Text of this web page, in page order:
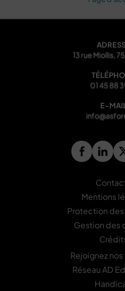
13 rue Miollis,
01 45 88
E-
Mentions
Protection
Gestion des
Rejoignez
Réseau AD